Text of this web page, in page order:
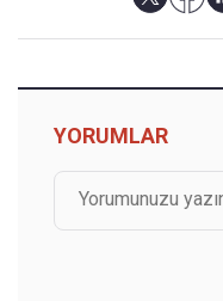
YORUMLAR